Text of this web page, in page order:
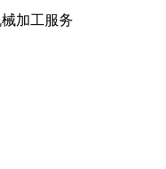
加工服务